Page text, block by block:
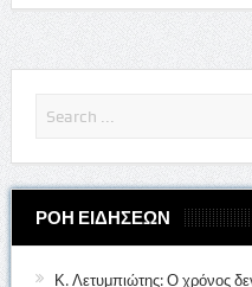
ΡΟΗ ΕΙΔΗΣΕΩΝ
Κ. Λετυμπιώτης: Ο χρόνος